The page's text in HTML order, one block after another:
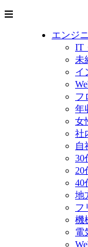
エンジ
IT
未
イ
フ
年
女
社
自
30
20
40
地
フ
機
電